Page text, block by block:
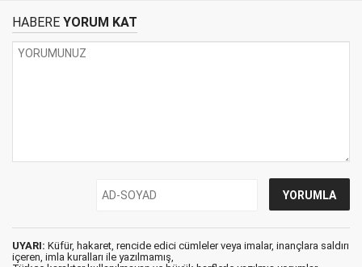
HABERE YORUM KAT
UYARI: Küfür, hakaret, rencide edici cümleler veya imalar, inançlara saldırı
içeren, imla kuralları ile yazılmamış,